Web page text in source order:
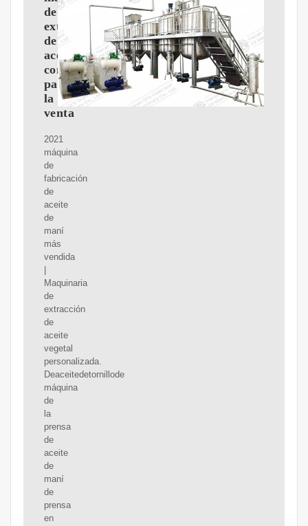
de
extracción
de
aceite
comestible
para
la
venta
2021
máquina
de
fabricación
de
aceite
de
maní
más
vendida
Maquinaria
de
extracción
de
aceite
vegetal
personalizada.
Deaceitedetornillode
máquina
de
la
prensa
de
aceite
de
maní
de
prensa
en